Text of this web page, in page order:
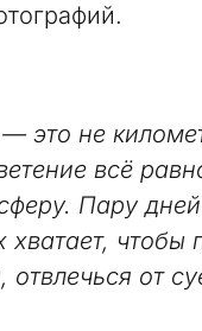
это не
всё
Пару
хватает, чтобы
отвлечься от